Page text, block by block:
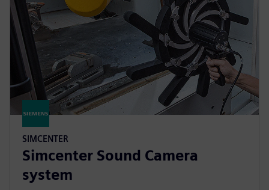
SIMCENTER
Simcenter Sound Camera
system